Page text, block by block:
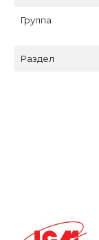
Группа
Раздел